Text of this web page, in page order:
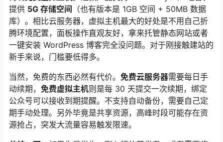
提供 5G 存储空间 （也有版本是 1GB 空间 + 50MB 数据
库） 。相比云服务器，虚拟主机最大的好处是不用自己折
腾环境配置，面板操作直观友好，拿来托管静态网站或者
一键安装 WordPress 博客完全没问题。对于刚接触建站的
新手来说，门槛要低得多。
当然，免费的东西必然有代价。 免费云服务器需要每日手
动续期， 免费虚拟主机则是每 30 天提交一次续期，绑定
公众号可以接收到期提醒。不支持自动备份，需要自己定
期手动处理。另外毕竟是共享资源，高峰时段可能存在资
源抢占，突发大流量容易触发限速。